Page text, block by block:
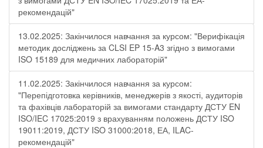
рекомендацій"
13.02.2025: Закінчилося навчання за курсом: "Верифікація
методик досліджень за CLSI EP 15-A3 згідно з вимогами
ISO 15189 для медичних лабораторій"
11.02.2025: Закінчилося навчання за курсом:
"Перепідготовка керівників, менеджерів з якості, аудиторів
та фахівців лабораторій за вимогами стандарту ДСТУ EN
ISO/IEC 17025:2019 з врахуванням положень ДСТУ ISO
19011:2019, ДСТУ ISO 31000:2018, ЕА, ILAC-
рекомендацій"